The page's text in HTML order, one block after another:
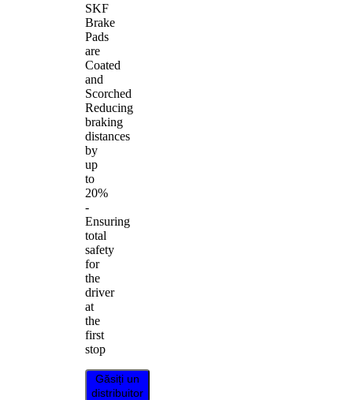
SKF
Brake
Pads
are
Coated
and
Scorched
Reducing
braking
distances
by
up
to
20%
-
Ensuring
total
safety
for
the
driver
at
the
first
stop
Găsiți un
distribuitor